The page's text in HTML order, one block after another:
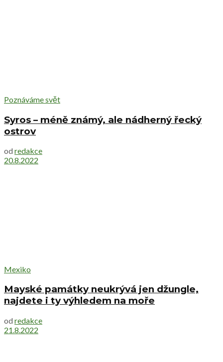
Poznáváme svět
Syros – méně známý, ale nádherný řecký
ostrov
od redakce
20.8.2022
Mexiko
Mayské památky neukrývá jen džungle,
najdete i ty výhledem na moře
od redakce
21.8.2022